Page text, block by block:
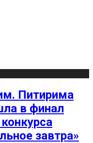
Питирима
в финал
завтра»